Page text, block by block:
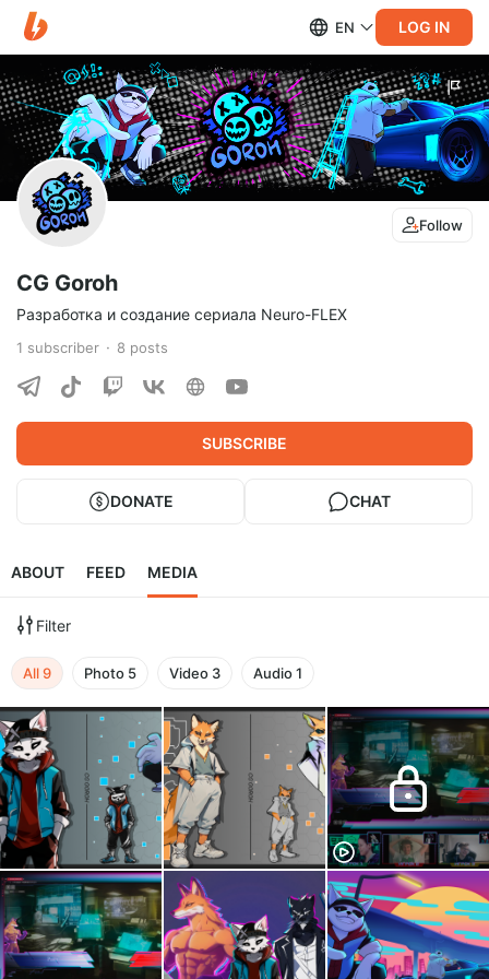
EN LOG IN
Follow
CG Goroh
Разработка и создание сериала Neuro-FLEX
1 subscriber 8 posts
SUBSCRIBE
DONATE CHAT
ABOUT FEED MEDIA
Filter
All9 Photo 5 Video 3 Audio1